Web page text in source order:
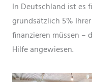
In Deutschland ist es
grundsätzlich 5%
finanzieren müssen –
Hilfe angewiesen.